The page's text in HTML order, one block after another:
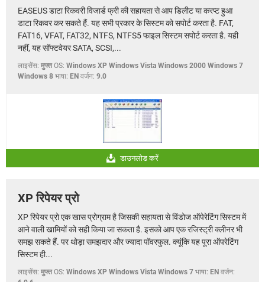
EASEUS डाटा रिकवरी विजार्ड फ्री की सहायता से आप डिलीट या करप्ट हुआ
डाटा रिकवर कर सकते हैं. यह सभी प्रकार के सिस्टम को सपोर्ट करता है. FAT,
FAT16, VFAT, FAT32, NTFS, NTFS5 फाइल सिस्टम सपोर्ट करता है. यही
नहीं, यह सॉफ्टवेयर SATA, SCSI,...
लाइसेंस: मुफ्त OS: Windows XP Windows Vista Windows 2000 Windows 7
Windows 8 भाषा: EN वर्जन: 9.0
डाउनलोड करें
XP रिपेयर प्रो
XP रिपेयर प्रो एक खास प्रोग्राम है जिसकी सहायता से विंडोज ऑपेरेटिंग सिस्टम में
आने वाली खामियों को सही किया जा सकता है. इसको आप एक रजिस्ट्री क्लीनर भी
समझ सकते हैं. पर थोड़ा समझदार और ज्यादा पॉवरफुल. क्यूंकि यह पूरा ऑपरेटिंग
सिस्टम ही...
लाइसेंस: मुफ्त OS: Windows XP Windows Vista Windows 7 भाषा: EN वर्जन: